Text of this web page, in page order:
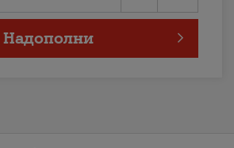
Надополни